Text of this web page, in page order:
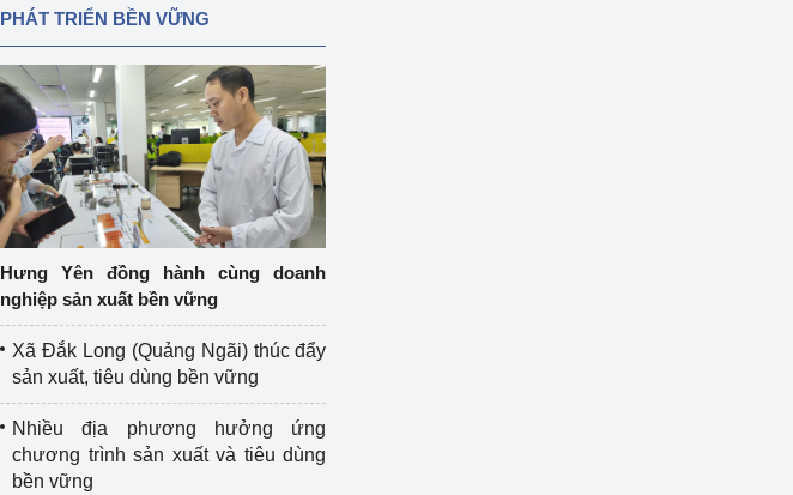
PHÁT TRIỂN BỀN VỮNG
Hưng Yên đồng hành cùng doanh
nghiệp sản xuất bền vững
Xã Đắk Long (Quảng Ngãi) thúc đẩy
sản xuất, tiêu dùng bền vững
Nhiều địa phương hưởng ứng
chương trình sản xuất và tiêu dùng
bền vững